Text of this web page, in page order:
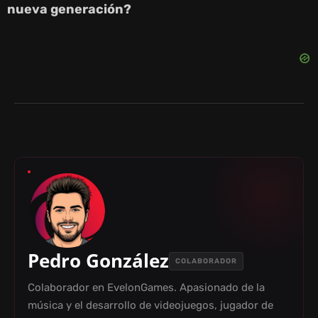
nueva generación?
Pedro González COLABORADOR
Colaborador en EvelonGames. Apasionado de la
música y el desarrollo de videojuegos, jugador de